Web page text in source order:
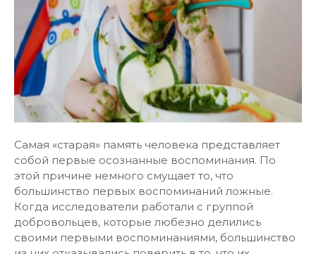
Самая «старая» память человека представляет
собой первые осознанные воспоминания. По
этой причине немного смущает то, что
большинство первых воспоминаний ложные.
Когда исследователи работали с группой
добровольцев, которые любезно делились
своими первыми воспоминаниями, большинство